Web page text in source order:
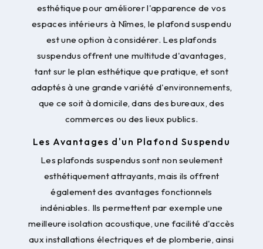
esthétique pour améliorer l'apparence de vos
espaces intérieurs à Nîmes, le plafond suspendu
est une option à considérer. Les plafonds
suspendus offrent une multitude d'avantages,
tant sur le plan esthétique que pratique, et sont
adaptés à une grande variété d'environnements,
que ce soit à domicile, dans des bureaux, des
commerces ou des lieux publics.
Les Avantages d'un Plafond Suspendu
Les plafonds suspendus sont non seulement
esthétiquement attrayants, mais ils offrent
également des avantages fonctionnels
indéniables. Ils permettent par exemple une
meilleure isolation acoustique, une facilité d'accès
aux installations électriques et de plomberie, ainsi